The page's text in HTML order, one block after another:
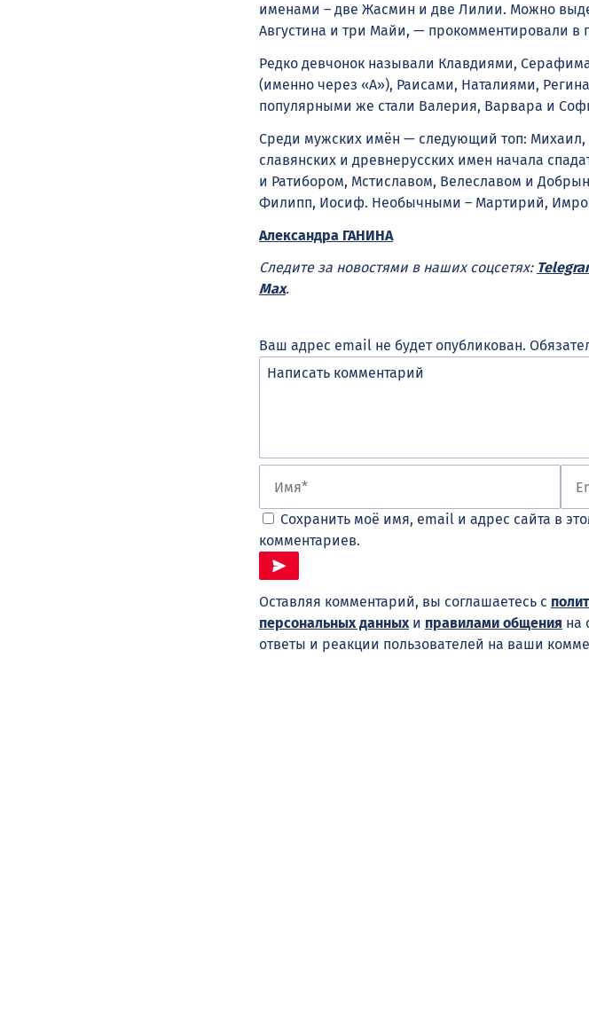
именами – две Жасмин и две Лилии. Можно
Августина и три Майи, — прокомментировали в
Редко девчонок называли Клавдиями,
(именно через «А»), Раисами, Наталиями,
популярными же стали Валерия, Варвара и
Среди мужских имён — следующий топ: Михаил,
славянских и древнерусских имен начала
и Ратибором, Мстиславом, Велеславом и
Филипп, Иосиф. Необычными – Мартирий,
Александра ГАНИНА
Следите за новостями в наших соцсетях:
Max.
Ваш адрес email не будет опубликован.
Сохранить моё имя, email и адрес сайта в
комментариев.
Оставляя комментарий, вы соглашаетесь с
персональных данныхи правилами общения на
ответы и реакции пользователей на ваши